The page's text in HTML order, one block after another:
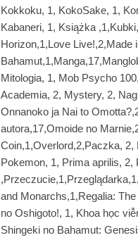
Kokkoku, 1, KokoSake, 1,
Kabaneri, 1, Książka
Horizon,1,Love Live!,2,Made
Mitologia, 1, Mob Psycho
Academia, 2, Mystery, 2,
Onnanoko ja Nai to
autora,17,Omoide no
Coin,1,Overlord,2,Paczka, 2,
Pokemon, 1, Prima aprilis,
and Monarchs,1,Regalia:
no Oshigoto!, 1, Khoa học
Shingeki no Bahamut: